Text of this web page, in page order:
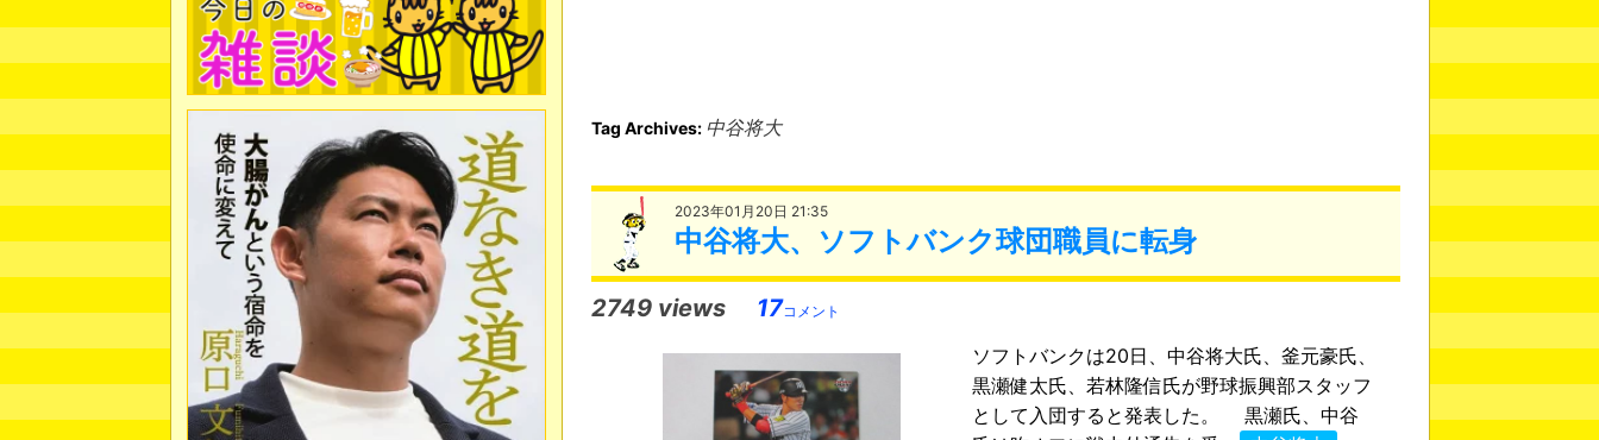
Tag Archives: 中谷将大
2023年01月20日 21:35
中谷将大、ソフトバンク球団職員に転身
2749 views 17コメント
ソフトバンクは20日、中谷将大氏、釜元豪氏、
黒瀬健太氏、若林隆信氏が野球振興部スタッフ
として入団すると発表した。 黒瀬氏、中谷